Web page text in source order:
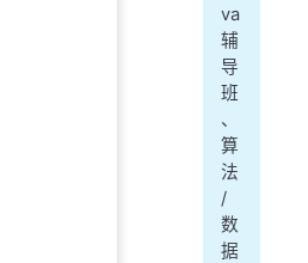
va
辅
导
班
、
算
法
/
数
据